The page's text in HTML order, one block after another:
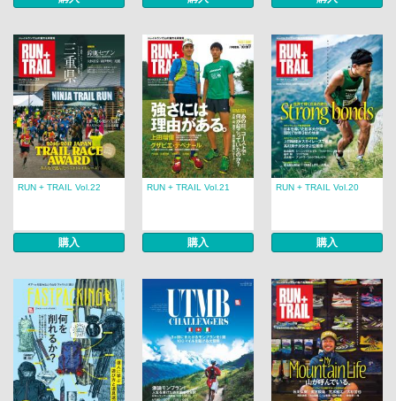
RUN + TRAIL Vol.22
購入
RUN + TRAIL Vol.21
購入
RUN + TRAIL Vol.20
購入